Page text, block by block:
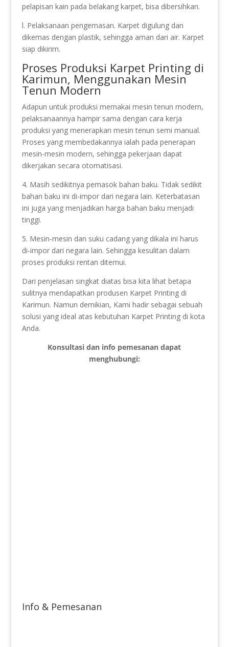
pelapisan kain pada belakang karpet, bisa dibersihkan.
l. Pelaksanaan pengemasan. Karpet digulung dan
dikemas dengan plastik, sehingga aman dari air. Karpet
siap dikirim.
Proses Produksi Karpet Printing di
Karimun, Menggunakan Mesin
Tenun Modern
Adapun untuk produksi memakai mesin tenun modern,
pelaksanaannya hampir sama dengan cara kerja
produksi yang menerapkan mesin tenun semi manual.
Proses yang membedakannya ialah pada penerapan
mesin-mesin modern, sehingga pekerjaan dapat
dikerjakan secara otomatisasi.
4. Masih sedikitnya pemasok bahan baku. Tidak sedikit
bahan baku ini di-impor dari negara lain. Keterbatasan
ini juga yang menjadikan harga bahan baku menjadi
tinggi.
5. Mesin-mesin dan suku cadang yang dikala ini harus
di-impor dari negara lain. Sehingga kesulitan dalam
proses produksi rentan ditemui.
Dari penjelasan singkat diatas bisa kita lihat betapa
sulitnya mendapatkan produsen Karpet Printing di
Karimun. Namun demikian, Kami hadir sebagai sebuah
solusi yang ideal atas kebutuhan Karpet Printing di kota
Anda.
Konsultasi dan info pemesanan dapat
menghubungi:
Info & Pemesanan